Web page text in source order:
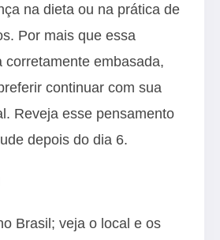
na dieta ou na prática de
Por mais que essa
corretamente embasada,
continuar com sua
Reveja esse pensamento
depois do dia 6.
Brasil; veja o local e os